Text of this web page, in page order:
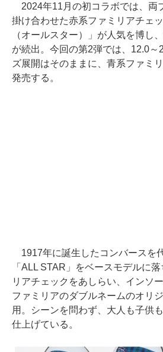
2024年11月の初コラボでは、両
掛け合わせた赤系ファミリアチェ
（オールスター）」が人気を博し
が続出。今回の第2弾では、12.0～
ズ展開はそのままに、青系ファミ
発売する。
1917年に誕生したコンバースを
「ALL STAR」をベースモデルに
リアチェックをあしらい、インソ
ファミリアのダブルネームのオリ
用。シーンを問わず、大人も子供
仕上げている。